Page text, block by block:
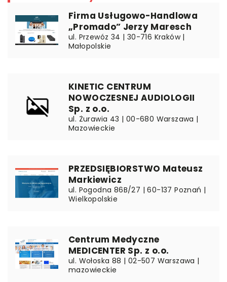
Firma Usługowo-Handlowa
„Promado” Jerzy Maresch
ul. Przewóz 34 | 30-716 Kraków |
Małopolskie
KINETIC CENTRUM
NOWOCZESNEJ AUDIOLOGII
Sp. z o.o.
ul. Żurawia 43 | 00-680 Warszawa |
Mazowieckie
PRZEDSIĘBIORSTWO Mateusz
Markiewicz
ul. Pogodna 86B/27 | 60-137 Poznań |
Wielkopolskie
Centrum Medyczne
MEDICENTER Sp. z o.o.
ul. Wołoska 88 | 02-507 Warszawa |
mazowieckie